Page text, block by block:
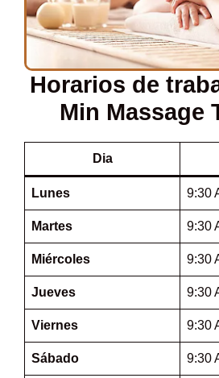
Horarios de
Min Massage
Dia
Lunes 9:30
Martes 9:30
Miércoles 9:30
Jueves 9:30
Viernes 9:30
Sábado 9:30